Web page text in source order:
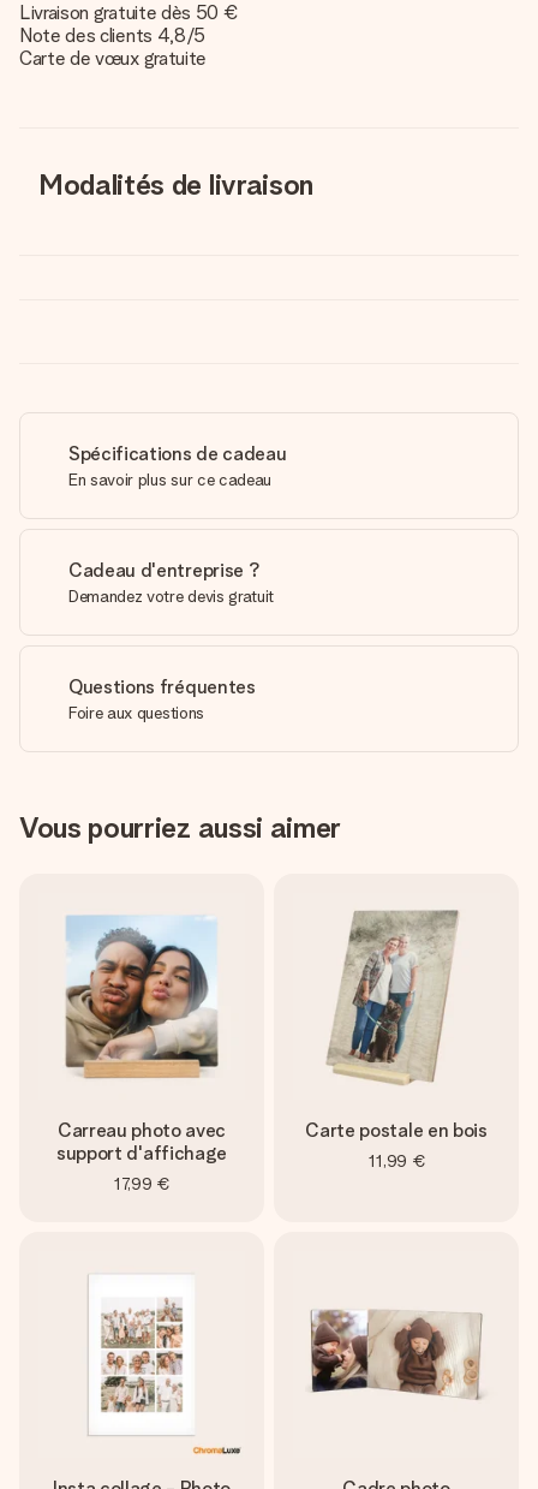
Livraison gratuite dès 50 €
Note des clients 4,8/5
Carte de vœux gratuite
Modalités de livraison
Spécifications de cadeau
En savoir plus sur ce cadeau
Cadeau d'entreprise ?
Demandez votre devis gratuit
Questions fréquentes
Foire aux questions
Vous pourriez aussi aimer
Carreau photo avec
support d'affichage
17,99 €
Carte postale en bois
11,99 €